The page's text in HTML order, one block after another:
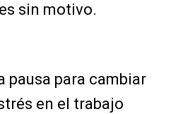
sin motivo.
pausa para cambiar
en el trabajo